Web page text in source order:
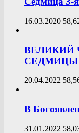
16.03.2020
ВЕЛИКИЙ
СЕДМИЦЫ
20.04.2022
В
31.01.2022